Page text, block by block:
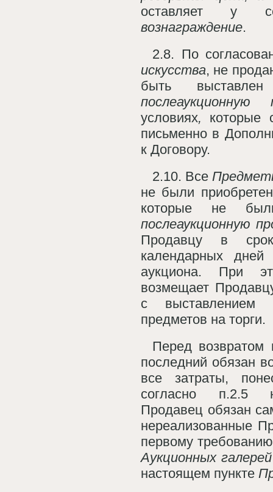
оставляет у
вознаграждение.
2.8. По
искусства, не
быть
условиях, которые
письменно в
к Договору.
2.10. Все
не были
которые не
послеаукционную
Продавцу в
календарных
аукциона. При
возмещает
с выставлением
предметов на торги.
Перед возвратом
последний обязан
все затраты,
согласно п.2.5
Продавец обязан
нереализованные
первому
Аукционных галерей
настоящем пункте